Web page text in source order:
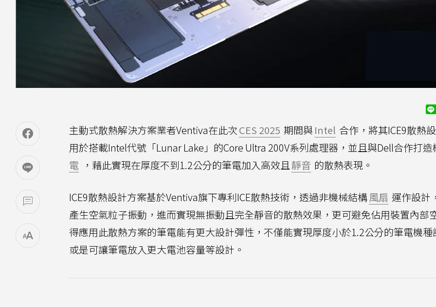
主動式散熱解決方案業者Ventiva在此次CES 2025 期間與 Intel 合作，將其ICE9散熱
用於搭載Intel代號「Lunar Lake」的Core Ultra 200V系列處理器，並且與Dell合作打造
電 ，藉此實現在厚度不到1.2公分的筆電加入高效且靜音 的散熱表現。
ICE9散熱設計方案基於Ventiva旗下專利ICE散熱技術，透過非機械結構風扇 運作設計
產生空氣粒子振動，進而實現無振動且完全靜音的散熱效果，更可避免佔用裝置內部
得應用此散熱方案的筆電能有更大設計彈性，不僅能實現厚度小於1.2公分的筆電機種
或是可讓筆電放入更大電池容量等設計。